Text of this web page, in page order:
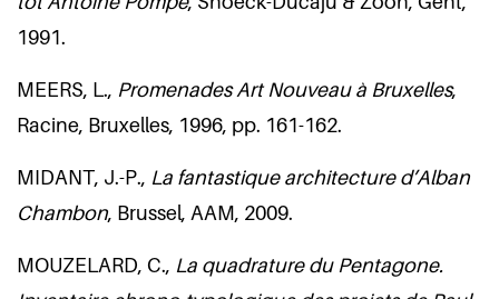
1991.
MEERS, L., Promenades Art Nouveau à Bruxelles,
Racine, Bruxelles, 1996, pp. 161-162.
MIDANT, J.-P., La fantastique architecture d’Alban
Chambon, Brussel, AAM, 2009.
MOUZELARD, C., La quadrature du Pentagone.